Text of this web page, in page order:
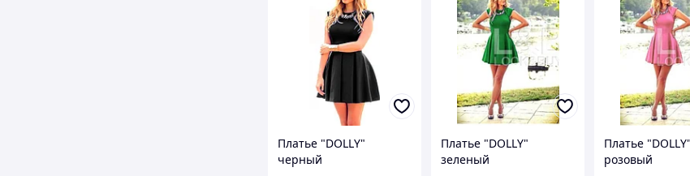
Платье "DOLLY"
черный
Платье "DOLLY"
зеленый
Платье "DOLLY"
розовый